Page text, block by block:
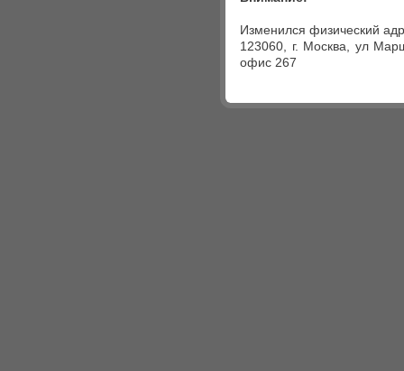
Изменился физический
123060, г. Москва, ул
офис 267